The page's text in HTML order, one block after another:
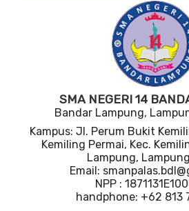
SMA NEGERI 14
Bandar Lampung,
Kampus: Jl. Perum Bukit
Kemiling Permai, Kec.
Lampung,
Email:
NPP :
handphone: +62 813